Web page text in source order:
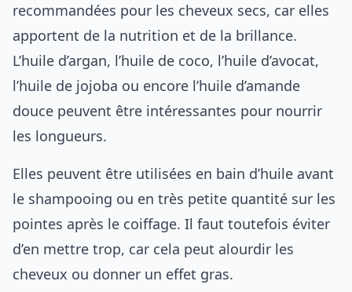
recommandées pour les cheveux secs, car elles
apportent de la nutrition et de la brillance.
L’huile d’argan, l’huile de coco, l’huile d’avocat,
l’huile de jojoba ou encore l’huile d’amande
douce peuvent être intéressantes pour nourrir
les longueurs.
Elles peuvent être utilisées en bain d’huile avant
le shampooing ou en très petite quantité sur les
pointes après le coiffage. Il faut toutefois éviter
d’en mettre trop, car cela peut alourdir les
cheveux ou donner un effet gras.